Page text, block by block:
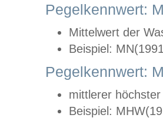
Pegelkennwert:
Mittelwert der
Beispiel:
Pegelkennwert:
mittlerer
Beispiel: